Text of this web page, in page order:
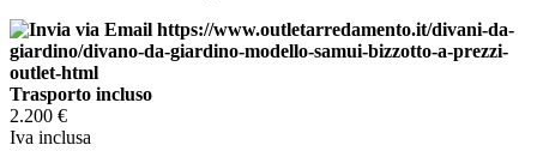
Trasporto incluso
2.200 €
Iva inclusa